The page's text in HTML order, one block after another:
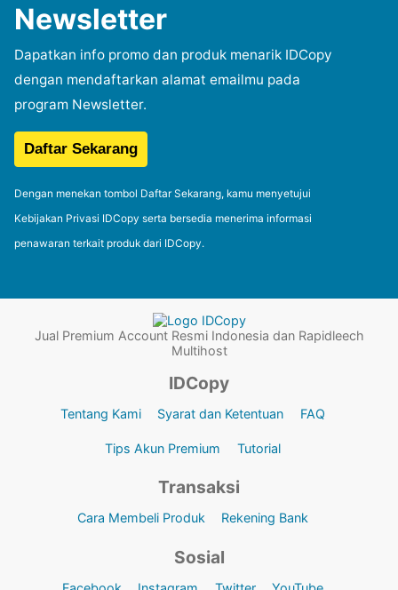
Newsletter
Dapatkan info promo dan produk menarik IDCopy
dengan mendaftarkan alamat emailmu pada
program Newsletter.
Dengan menekan tombol Daftar Sekarang, kamu menyetujui
Kebijakan Privasi IDCopy serta bersedia menerima informasi
penawaran terkait produk dari IDCopy.
Jual Premium Account Resmi Indonesia dan Rapidleech
Multihost
IDCopy
Tentang Kami Syarat dan Ketentuan FAQ
Tips Akun Premium Tutorial
Transaksi
Cara Membeli Produk Rekening Bank
Sosial